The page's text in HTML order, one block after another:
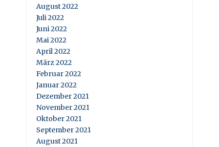
August 2022
Juli 2022
Juni 2022
Mai 2022
April 2022
März 2022
Februar 2022
Januar 2022
Dezember 2021
November 2021
Oktober 2021
September 2021
August 2021